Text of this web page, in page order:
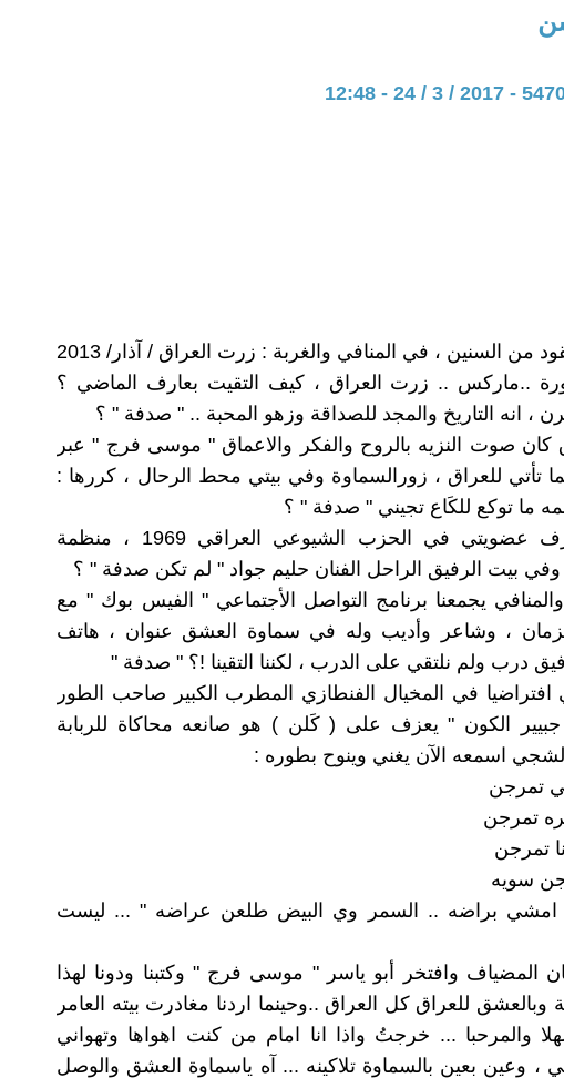
من السنين ، في المنافي والغربة : زرت العراق / آذار/ 2013
..ماركس .. زرت العراق ، كيف التقيت بعارف الماضي ؟
، انه التاريخ والمجد للصداقة وزهو المحبة .. " صدفة " ؟
كان صوت النزيه بالروح والفكر والاعماق " موسى فرج " عبر
تأتي للعراق ، زورالسماوة وفي بيتي محط الرحال ، كررها :
ما توكع للكَاع تجيني " صدفة " ؟
حينما توسمت بشرف عضويتي في الحزب الشيوعي العراقي 1969 ، منظمة
بيت الرفيق الراحل الفنان حليم جواد " لم تكن صدفة " ؟
يجمعنا برنامج التواصل الأجتماعي " الفيس بوك " مع
، وشاعر وأديب وله في سماوة العشق عنوان ، هاتف
درب ولم نلتقي على الدرب ، لكننا التقينا !؟ " صدفة "
في المخيال الفنطازي المطرب الكبير صاحب الطور
الكون " يعزف على ( كَلن ) هو صانعه محاكاة للربابة
اسمعه الآن يغني وينوح بطوره :
تمرجن
تمرجن
تمرجن
سويه
امشي براضه .. السمر وي البيض طلعن عراضه " ... ليست
المضياف وافتخر أبو ياسر " موسى فرج " وكتبنا ودونا لهذا
وبالعشق للعراق كل العراق ..وحينما اردنا مغادرت بيته العامر
والمرحبا ... خرجتُ واذا انا امام من كنت اهواها وتهواني
، وعين بعين بالسماوة تلاكينه ... آه ياسماوة العشق والوصل